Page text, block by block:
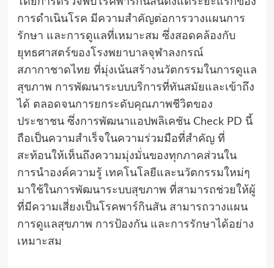
การดำเนินโรค มีความสำคัญต่อการวางแผนการ
รักษา และการดูแลที่เหมาะสม ซึ่งสอดคล้องกับ
ยุทธศาสตร์ของโรงพยาบาลจุฬาลงกรณ์
สภากาชาดไทย ที่มุ่งเน้นสร้างนวัตกรรมในการดูแล
สุขภาพ การพัฒนาระบบบริการที่ทันสมัยและเข้าถึง
ได้ ตลอดจนการยกระดับคุณภาพชีวิตของ
ประชาชน ซึ่งการพัฒนาแอปพลิเคชัน Check PD นี้
ถือเป็นความสำเร็จในความร่วมมือที่สำคัญ ที่
สะท้อนให้เห็นถึงความมุ่งมั่นของทุกภาคส่วนใน
การนำองค์ความรู้ เทคโนโลยีและนวัตกรรมใหม่ๆ
มาใช้ในการพัฒนาระบบสุขภาพ ที่สามารถช่วยให้ผู้
ที่มีความเสี่ยงเป็นโรคพาร์กินสัน สามารถวางแผน
การดูแลสุขภาพ การป้องกัน และการรักษาได้อย่าง
เหมาะสม